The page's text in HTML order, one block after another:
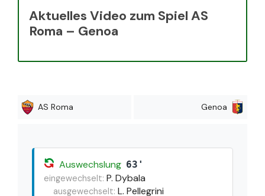
Aktuelles Video zum Spiel AS
Roma – Genoa
AS Roma Genoa
Auswechslung 63'
eingewechselt: P. Dybala
ausgewechselt: L. Pellegrini